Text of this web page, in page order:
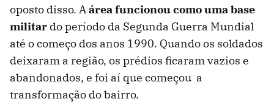
oposto disso. Aárea funcionou como uma base
militar do período da Segunda Guerra Mundial
até o começo dos anos 1990. Quando os soldados
deixaram a região, os prédios ficaram vazios e
abandonados, e foi aí que começou a
transformação do bairro.